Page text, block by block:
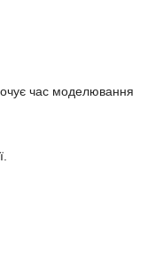
час моделювання